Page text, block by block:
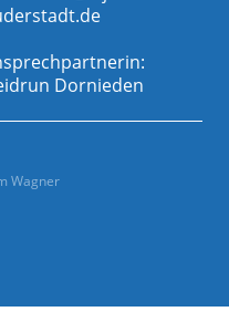
Dornieden
Wagner